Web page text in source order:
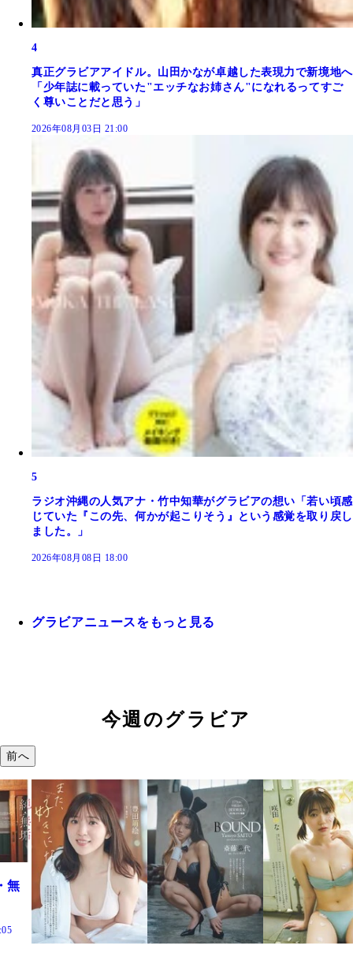
4
真正グラビアアイドル。山田かなが卓越した表現力で新境地へ
「少年誌に載っていた"エッチなお姉さん"になれるってすご
く尊いことだと思う」
2026年08月03日 21:00
5
ラジオ沖縄の人気アナ・竹中知華がグラビアの想い「若い頃感
じていた『この先、何かが起こりそう』という感覚を取り戻し
ました。」
2026年08月08日 18:00
グラビアニュースをもっと見る
今週のグラビア
前へ